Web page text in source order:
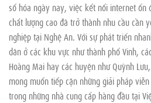
số hóa ngày nay, việc kết nối internet ổn
chất lượng cao đã trở thành nhu cầu cần
nghiệp tại Nghệ An. Với sự phát triển
dân ở các khu vực như thành phố Vinh,
Hoàng Mai hay các huyện như Quỳnh
mong muốn tiếp cận những giải pháp
trong những nhà cung cấp hàng đầu tại